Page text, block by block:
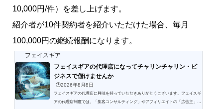
10,000円/件）を差し上げます。
紹介者が10件契約者を紹介いただけた場合、毎月
100,000円の継続報酬になります。
フェイスギア
フェイスギアの代理店になってチャリンチャリン・ビ
ジネスで儲けませんか
🕒️2026年8月8日
フェイスギアの代理店に興味を持っていただきありがとうございます。フェイスギ
アの代理店制度では、「集客コンサルティング」やアフィリエイトの「広告主」や